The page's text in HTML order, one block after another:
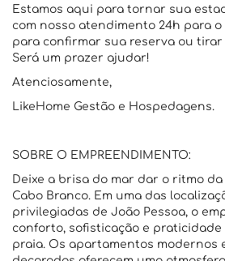
Estamos aqui para tornar sua
com nosso atendimento 24h para o
para confirmar sua reserva ou
Será um prazer ajudar!
Atenciosamente,
LikeHome Gestão e Hospedagens.
SOBRE O EMPREENDIMENTO:
Deixe a brisa do mar dar o ritmo
Cabo Branco. Em uma das
privilegiadas de João Pessoa, o
conforto, sofisticação e praticidade
praia. Os apartamentos modernos